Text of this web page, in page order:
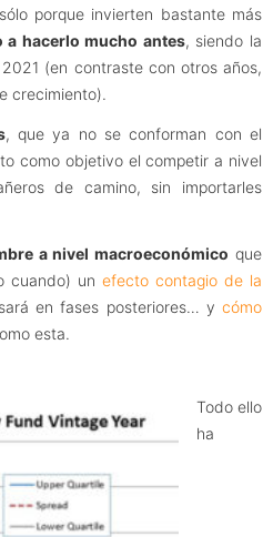
porque invierten bastante más
a hacerlo mucho antes, siendo la
(en contraste con otros años,
crecimiento).
, que ya no se conforman con el
como objetivo el competir a nivel
de camino, sin importarles
a nivel macroeconómico que
cuando) unefecto contagio de la
en fases posteriores… ycómo
esta.
Todo ello
ha